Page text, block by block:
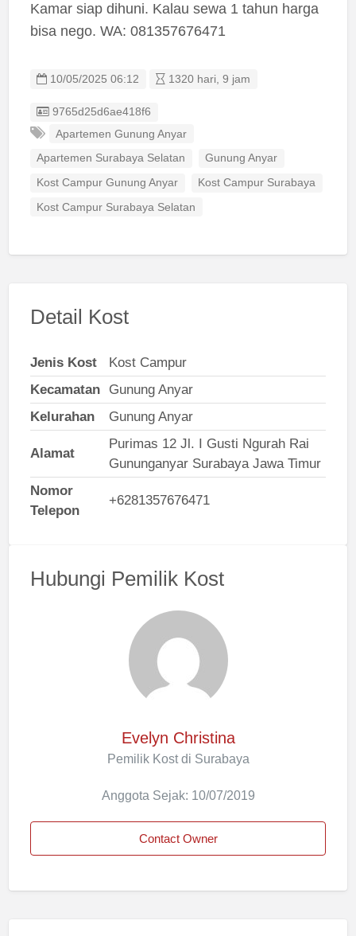
Kamar siap dihuni. Kalau sewa 1 tahun harga
bisa nego. WA: 081357676471
10/05/2025 06:12 1320 hari, 9 jam
Listing ID
9765d25d6ae418f6
Apartemen Gunung Anyar
Apartemen Surabaya Selatan Gunung Anyar
Kost Campur Gunung Anyar Kost Campur Surabaya
Kost Campur Surabaya Selatan
Detail Kost
Jenis Kost
Kost Campur
Kecamatan
Gunung Anyar
Kelurahan
Gunung Anyar
Alamat
Purimas 12 Jl. I Gusti Ngurah Rai
Gununganyar Surabaya Jawa Timur
Nomor
Telepon
+6281357676471
Hubungi Pemilik Kost
Evelyn Christina
Pemilik Kost di Surabaya
Anggota Sejak: 10/07/2019
Contact Owner